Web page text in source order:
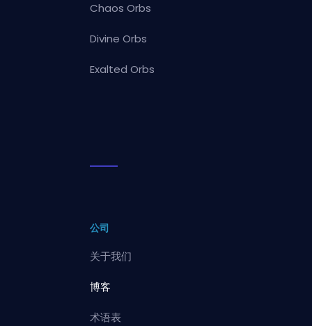
Chaos Orbs
Divine Orbs
Exalted Orbs
公司
关于我们
博客
术语表